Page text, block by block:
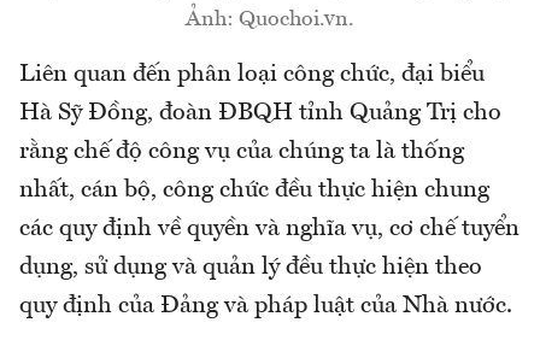
Ảnh: Quochoi.vn.
Liên quan đến phân loại công chức, đại biểu
Hà Sỹ Đồng, đoàn ĐBQH tỉnh Quảng Trị cho
rằng chế độ công vụ của chúng ta là thống
nhất, cán bộ, công chức đều thực hiện chung
các quy định về quyền và nghĩa vụ, cơ chế tuyển
dụng, sử dụng và quản lý đều thực hiện theo
quy định của Đảng và pháp luật của Nhà nước.